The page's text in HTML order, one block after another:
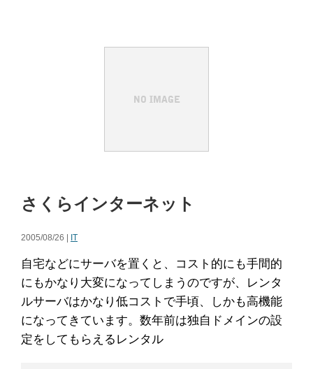
さくらインターネット
2005/08/26 | IT
自宅などにサーバを置くと、コスト的にも手間的
にもかなり大変になってしまうのですが、レンタ
ルサーバはかなり低コストで手頃、しかも高機能
になってきています。数年前は独自ドメインの設
定をしてもらえるレンタル